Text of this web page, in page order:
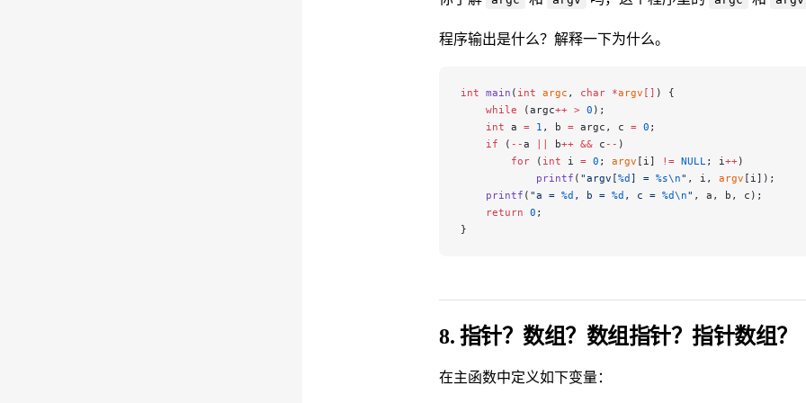
程序输出是什么？解释一下为什么。
int main ( int argc , char *argv [] ) {
    while
(argc++ > 0 );
    int
a = 1 , b = argc, c = 0 ;
    if
( --a || b++ && c -- )
        for
( int i = 0 ; argv [i] != NULL; i++)
            printf
( "argv[%d] = %s\n" , i, argv [i]);
    printf
( "a = %d , b = %d , c = %d\n" , a, b, c);
    return
0 ;
}
8. 指针？数组？数组指针？指针数组？
在主函数中定义如下变量：